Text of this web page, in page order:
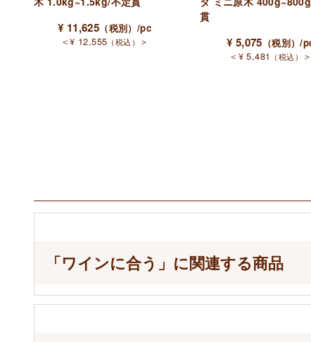
¥11,625 （税別） /pc
＜¥ 12,555 （税込） ＞
貫
¥5,075 （税別）/
＜ ¥5,481 （税込） ＞
「ワインに合う」に関連する商品